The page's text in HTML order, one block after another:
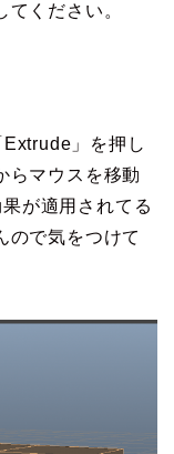
ください。
」を押し
らマウスを移動
が適用されてる
ので気をつけて